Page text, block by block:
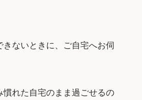
ないときに、ご自宅へお伺
れた自宅のまま過ごせるの